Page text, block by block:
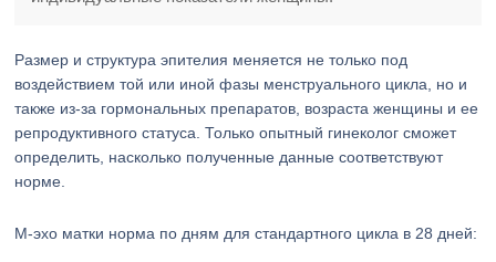
Размер и структура эпителия меняется не только под
воздействием той или иной фазы менструального цикла, но и
также из-за гормональных препаратов, возраста женщины и ее
репродуктивного статуса. Только опытный гинеколог сможет
определить, насколько полученные данные соответствуют
норме.
М-эхо матки норма по дням для стандартного цикла в 28 дней: